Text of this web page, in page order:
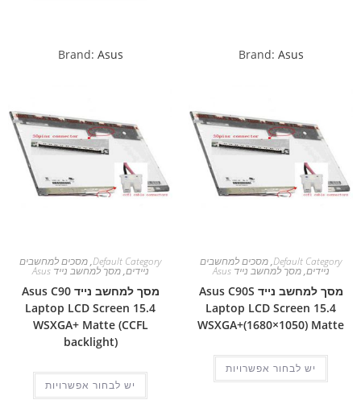
Brand: Asus
Default Category
,מסכים למחשבים
ניידים,מסך למחשב נייד Asus
מסך למחשב נייד Asus C90S
Laptop LCD Screen 15.4
WSXGA+(1680×1050) Matte
יש לבחור אפשרויות
Brand: Asus
Default Category
,מסכים למחשבים
ניידים,מסך למחשב נייד Asus
מסך למחשב נייד Asus C90
Laptop LCD Screen 15.4
WSXGA+ Matte (CCFL
backlight)
יש לבחור אפשרויות